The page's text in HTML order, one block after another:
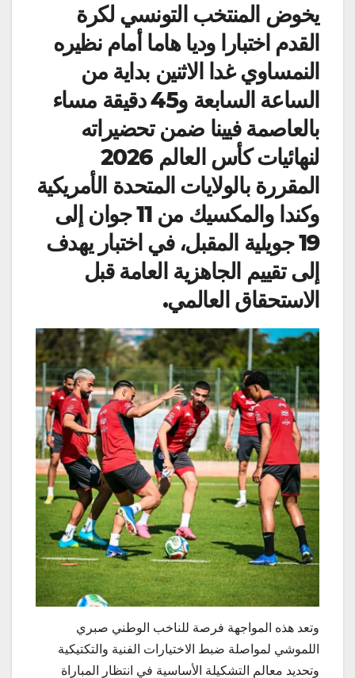
يخوض المنتخب التونسي لكرة
القدم اختبارا وديا هاما أمام نظيره
النمساوي غدا الاثنين بداية من
الساعة السابعة و45 دقيقة مساء
بالعاصمة فيينا ضمن تحضيراته
لنهائيات كأس العالم 2026
المقررة بالولايات المتحدة الأمريكية
وكندا والمكسيك من 11 جوان إلى
19 جويلية المقبل، في اختبار يهدف
إلى تقييم الجاهزية العامة قبل
الاستحقاق العالمي.
وتعد هذه المواجهة فرصة للناخب الوطني صبري
اللموشي لمواصلة ضبط الاختيارات الفنية والتكتيكية
وتحديد معالم التشكيلة الأساسية في انتظار المباراة